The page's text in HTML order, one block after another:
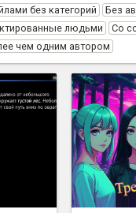
без категорий Без
людьми
Со
чем одним автором